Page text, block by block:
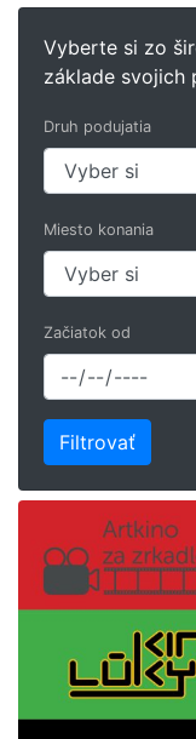
Vyberte si zo
základe svojich
Druh podujatia
Miesto konania
Začiatok od